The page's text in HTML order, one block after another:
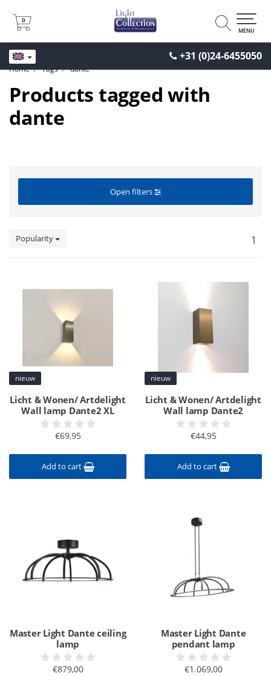
+31 (0)24-6455050
0
0
MENU
Home Tags dante
Products tagged with
dante
Open filters
Popularity 1
nieuw
Licht & Wonen/ Artdelight
Wall lamp Dante2 XL
€69,95
Add to cart
nieuw
Licht & Wonen/ Artdelight
Wall lamp Dante2
€44,95
Add to cart
Master Light Dante ceiling
lamp
€879,00
Master Light Dante
pendant lamp
€1.069,00